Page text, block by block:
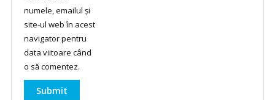
numele, emailul și
site-ul web în acest
navigator pentru
data viitoare când
o să comentez.